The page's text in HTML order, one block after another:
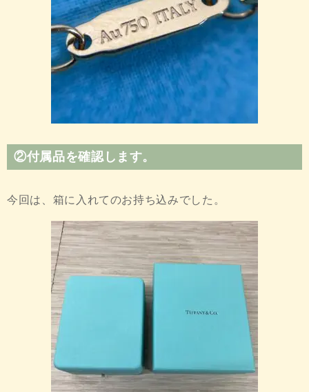
②付属品を確認します。
今回は、箱に入れてのお持ち込みでした。